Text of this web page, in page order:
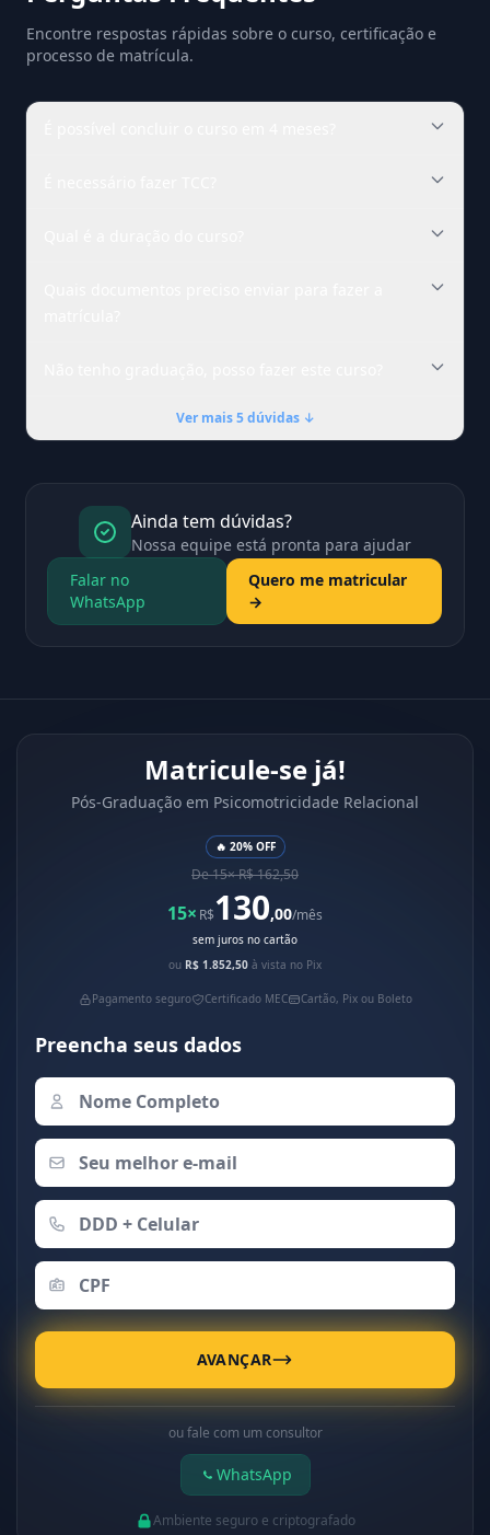
Encontre respostas rápidas sobre o curso, certificação e
processo de matrícula.
Ver mais 5 dúvidas ↓
Ainda tem dúvidas?
Nossa equipe está pronta para ajudar
Falar no
WhatsApp
Quero me matricular
→
Matricule-se já!
Pós-Graduação em Psicomotricidade Relacional
🔥 20% OFF
De 15× R$ 162,50
15× R$130,00/mês
sem juros no cartão
ou R$ 1.852,50 à vista no Pix
Pagamento seguro Certificado MEC Cartão, Pix ou Boleto
Preencha seus dados
AVANÇAR
ou fale com um consultor
WhatsApp
Ambiente seguro e criptografado